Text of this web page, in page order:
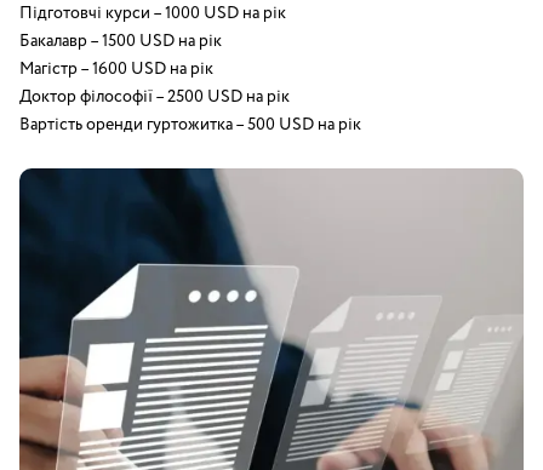
Підготовчі курси – 1000 USD на рік
Бакалавр – 1500 USD на рік
Магістр – 1600 USD на рік
Доктор філософії – 2500 USD на рік
Вартість оренди гуртожитка – 500 USD на рік